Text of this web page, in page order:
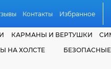
Контакты Избранное
КАРМАНЫ И ВЕРТУШКИ
НА ХОЛСТЕ